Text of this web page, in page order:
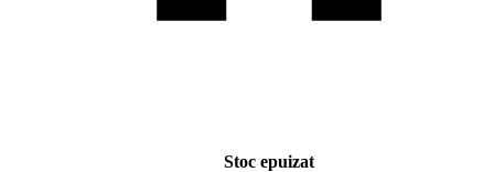
Stoc epuizat